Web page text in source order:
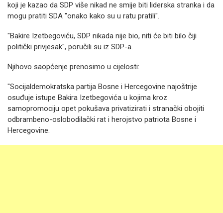
koji je kazao da SDP više nikad ne smije biti liderska stranka i da
mogu pratiti SDA "onako kako su u ratu pratili".
"Bakire Izetbegoviću, SDP nikada nije bio, niti će biti bilo čiji
politički privjesak", poručili su iz SDP-a.
Njihovo saopćenje prenosimo u cijelosti:
"Socijaldemokratska partija Bosne i Hercegovine najoštrije
osuđuje istupe Bakira Izetbegovića u kojima kroz
samopromociju opet pokušava privatizirati i stranački obojiti
odbrambeno-oslobodilački rat i herojstvo patriota Bosne i
Hercegovine.